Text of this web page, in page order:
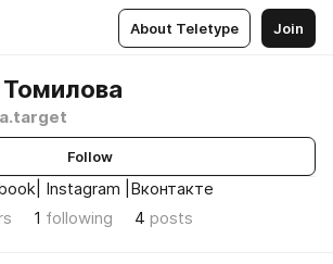
About Teletype Join
Follow
Instagram |Вконтакте
1 following 4 posts